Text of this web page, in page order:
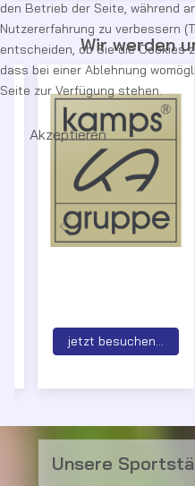
Wir werden
jetzt besuchen...
Unsere
den Betrieb der Seite, während
Nutzererfahrung zu verbessern
entscheiden, ob Sie die
dass bei einer Ablehnung
Seite zur Verfügung stehen.
Akzeptieren